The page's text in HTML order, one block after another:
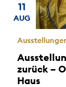
zurück –
Haus
11
AUG